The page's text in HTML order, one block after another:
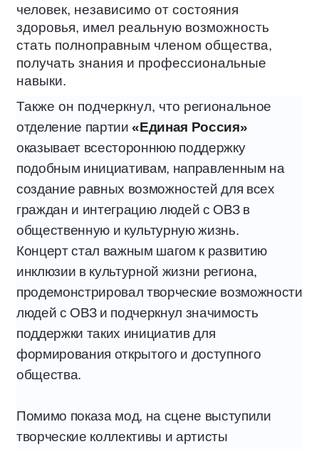
человек, независимо от состояния
здоровья, имел реальную возможность
стать полноправным членом общества,
получать знания и профессиональные
навыки.
Также он подчеркнул, что региональное
отделение партии«Единая Россия»
оказывает всестороннюю поддержку
подобным инициативам, направленным на
создание равных возможностей для всех
граждан и интеграцию людей с ОВЗ в
общественную и культурную жизнь.
Концерт стал важным шагом к развитию
инклюзии в культурной жизни региона,
продемонстрировал творческие возможности
людей с ОВЗ и подчеркнул значимость
поддержки таких инициатив для
формирования открытого и доступного
общества.
Помимо показа мод, на сцене выступили
творческие коллективы и артисты